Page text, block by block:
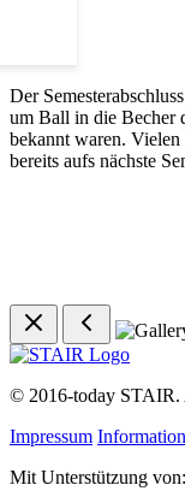
Der
um Ball in die Becher
bekannt waren.
bereits aufs nächste
© 2016-today STAIR.
Impressum
Mit Unterstützung von: